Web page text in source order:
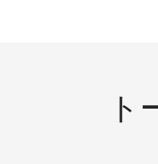
ト